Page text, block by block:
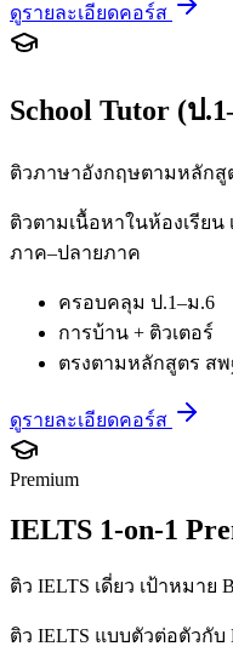
ดูรายละเอียดคอร์ส
School Tutor (ป
ติวภาษาอังกฤษตามหลักสู
ติวตามเนื้อหาในห้องเรีย
ภาค–ปลายภาค
ครอบคลุม ป.1–ม.6
การบ้าน + ติวเตอร์
ตรงตามหลักสูตร สพ
ดูรายละเอียดคอร์ส
Premium
IELTS 1-on-1
ติว IELTS เดี่ยว เป้าหมาย
ติว IELTS แบบตัวต่อตัวกับ